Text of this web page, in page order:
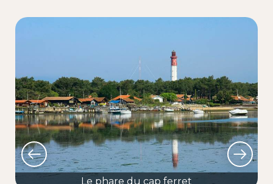
Le phare du cap ferret